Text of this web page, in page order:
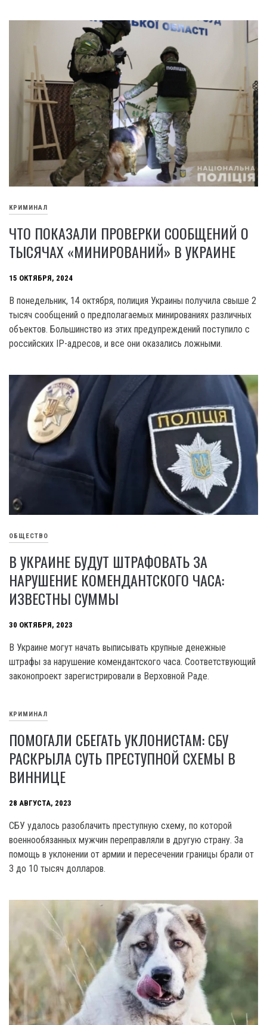
КРИМИНАЛ
ЧТО ПОКАЗАЛИ ПРОВЕРКИ СООБЩЕНИЙ О
ТЫСЯЧАХ «МИНИРОВАНИЙ» В УКРАИНЕ
15 ОКТЯБРЯ, 2024
В понедельник, 14 октября, полиция Украины получила свыше 2
тысяч сообщений о предполагаемых минированиях различных
объектов. Большинство из этих предупреждений поступило с
российских IP-адресов, и все они оказались ложными.
ОБЩЕСТВО
В УКРАИНЕ БУДУТ ШТРАФОВАТЬ ЗА
НАРУШЕНИЕ КОМЕНДАНТСКОГО ЧАСА:
ИЗВЕСТНЫ СУММЫ
30 ОКТЯБРЯ, 2023
B Украине могут начать выписывать крупные денежные
штрафы за нарушение комендантского часа. Соответствующий
законопроект зарегистрировали в Верховной Раде.
КРИМИНАЛ
ПОМОГАЛИ СБЕГАТЬ УКЛОНИСТАМ: СБУ
РАСКРЫЛА СУТЬ ПРЕСТУПНОЙ СХЕМЫ В
ВИННИЦЕ
28 АВГУСТА, 2023
СБУ удалось разоблачить преступную схему, по которой
военнообязанных мужчин переправляли в другую страну. За
помощь в уклонении от армии и пересечении границы брали от
3 до 10 тысяч долларов.